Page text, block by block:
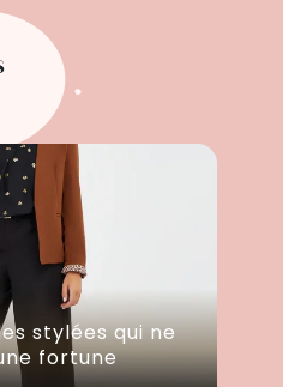
stylées qui ne
fortune